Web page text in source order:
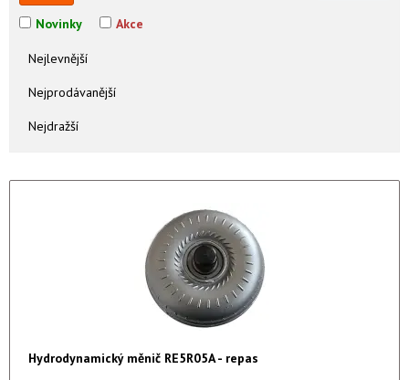
Novinky Akce
Nejlevnější
Nejprodávanější
Nejdražší
Hydrodynamický měnič RE5R05A - repas